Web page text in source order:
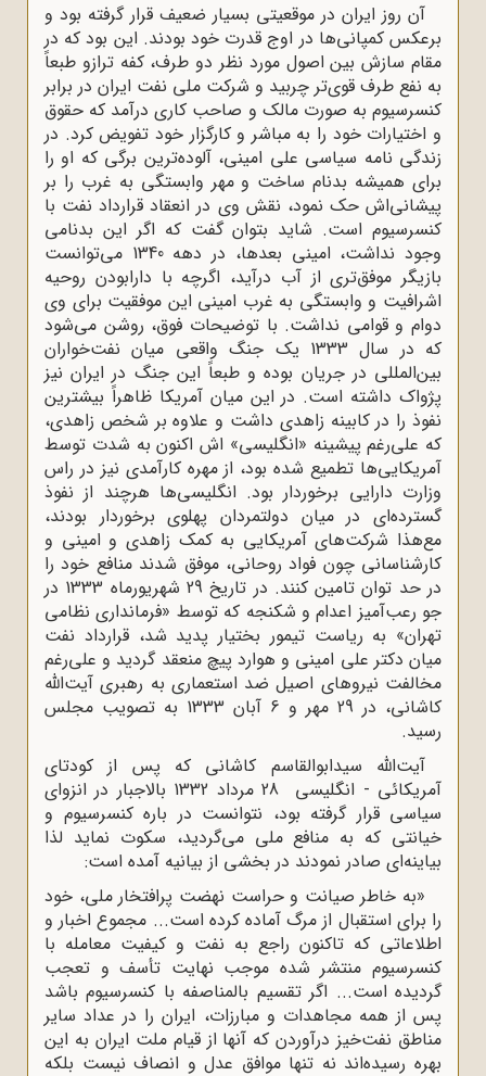
آن روز ایران در موقعیتی بسیار ضعیف قرار گرفته بود و
برعکس کمپانی‌ها در اوج قدرت خود بودند. این بود که در
مقام سازش بین اصول مورد نظر دو طرف، کفه ترازو طبعاً
به نفع طرف قوی‌تر چربید و شرکت ملی نفت ایران در برابر
کنسرسیوم به صورت مالک و صاحب کاری درآمد که حقوق
و اختیارات خود را به مباشر و کارگزار خود تفویض کرد. در
زندگی‌ نامه سیاسی علی امینی، آلوده‌ترین برگی که او را
برای همیشه بدنام ساخت و مهر وابستگی به غرب را بر
پیشانی‌اش حک نمود، نقش وی در انعقاد قرارداد نفت با
کنسرسیوم است. شاید بتوان گفت که اگر این بدنامی
وجود نداشت، امینی بعدها، در دهه 1340 می‌توانست
بازیگر موفق‌تری از آب درآید، اگرچه با دارابودن روحیه
اشرافیت و وابستگی به غرب امینی این موفقیت برای وی
دوام و قوامی نداشت. با توضیحات فوق، روشن می‌شود
که در سال 1333 یک جنگ واقعی میان نفت‌خواران
بین‌المللی در جریان بوده و طبعاً این جنگ در ایران نیز
پژواک داشته است. در این میان آمریکا ظاهراً بیشترین
نفوذ را در کابینه زاهدی داشت و علاوه بر شخص زاهدی،
که علی‌رغم پیشینه «انگلیسی» اش اکنون به شدت توسط
آمریکایی‌ها تطمیع شده بود، از مهره کارآمدی نیز در راس
وزارت دارایی برخوردار بود. انگلیسی‌ها هرچند از نفوذ
گسترده‌ای در میان دولتمردان پهلوی برخوردار بودند،
مع‌هذا شرکت‌های آمریکایی به کمک زاهدی و امینی و
کارشناسانی چون فواد روحانی، موفق شدند منافع خود را
در حد توان تامین کنند. در تاریخ 29 شهریورماه 1333 در
جو رعب‌آمیز اعدام و شکنجه که توسط «فرمانداری نظامی
تهران» به ریاست تیمور بختیار پدید شد، قرارداد نفت
میان دکتر علی امینی و هوارد پیچ منعقد گردید و علی‌رغم
مخالفت نیروهای اصیل ضد استعماری به رهبری آیت‌الله
کاشانی، در 29 مهر و 6 آبان 1333 به تصویب مجلس
رسید.
آیت‌الله سیدابوالقاسم کاشانی که پس از کودتای
آمریکائی - انگلیسی 28 مرداد 1332 بالاجبار در انزوای
سیاسی قرار گرفته بود، نتوانست در باره کنسرسیوم و
خیانتی که به منافع ملی می‌گردید، سکوت نماید لذا
بیاینه‌ای صادر نمودند در بخشی از بیانیه آمده است:
«به خاطر صیانت و حراست نهضت پرافتخار ملی، خود
را برای استقبال از مرگ آماده کرده است... مجموع اخبار و
اطلاعاتی که تاکنون راجع به نفت و کیفیت معامله با
کنسرسیوم منتشر شده موجب نهایت تأسف و تعجب
گردیده است... اگر تقسیم بالمناصفه با کنسرسیوم باشد
پس از همه مجاهدات و مبارزات، ایران را در عداد سایر
مناطق نفت‌خیز درآوردن که آنها از قیام ملت ایران به این
بهره رسیده‌اند نه تنها موافق عدل و انصاف نیست بلکه